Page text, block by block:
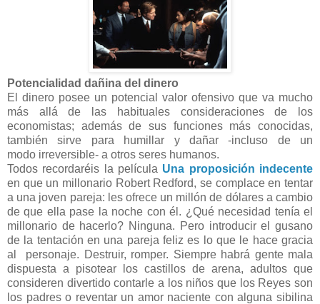
Potencialidad dañina del dinero
El dinero posee un potencial valor ofensivo que va mucho
más allá de las habituales consideraciones de los
economistas; además de sus funciones más conocidas,
también sirve para humillar y dañar -incluso de un
modo irreversible- a otros seres humanos.
Todos recordaréis la película Una proposición indecente
en que un millonario Robert Redford, se complace en tentar
a una joven pareja: les ofrece un millón de dólares a cambio
de que ella pase la noche con él. ¿Qué necesidad tenía el
millonario de hacerlo? Ninguna. Pero introducir el gusano
de la tentación en una pareja feliz es lo que le hace gracia
al personaje. Destruir, romper. Siempre habrá gente mala
dispuesta a pisotear los castillos de arena, adultos que
consideren divertido contarle a los niños que los Reyes son
los padres o reventar un amor naciente con alguna sibilina